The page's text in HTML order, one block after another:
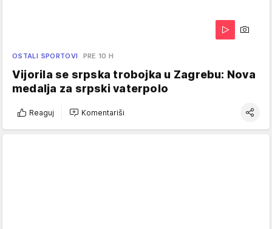
OSTALI SPORTOVI PRE 10 H
Vijorila se srpska trobojka u Zagrebu: Nova
medalja za srpski vaterpolo
Reaguj Komentariši